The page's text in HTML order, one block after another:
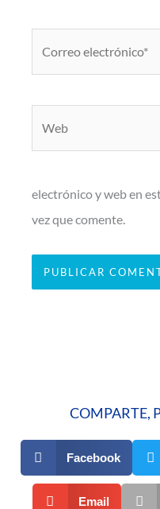
electrónico y web en
vez que comente.
COMPARTE,
Facebook
Email